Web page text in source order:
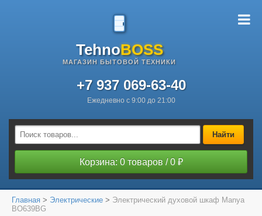
TehnoBOSS
МАГАЗИН БЫТОВОЙ ТЕХНИКИ
+7 937 069-63-40
Ежедневно с 9:00 до 21:00
Найти
Корзина: 0 товаров / 0 ₽
Главная > Электрические > Электрический духовой шкаф Manya
BO639BG